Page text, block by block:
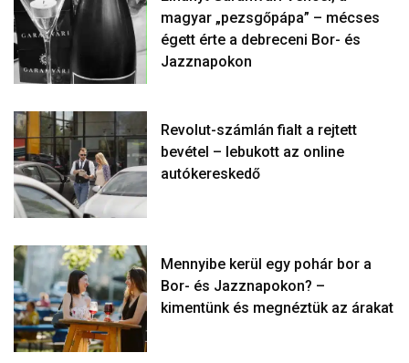
magyar „pezsgőpápa” – mécses
égett érte a debreceni Bor- és
Jazznapokon
Revolut-számlán fialt a rejtett
bevétel – lebukott az online
autókereskedő
Mennyibe kerül egy pohár bor a
Bor- és Jazznapokon? –
kimentünk és megnéztük az árakat